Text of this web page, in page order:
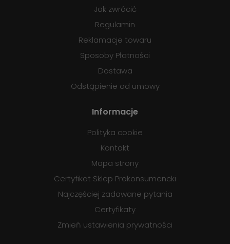
Jak zwrócić
Regulamin
Reklamacje towaru
Sposoby Płatności
Dostawa
Odstąpienie od umowy
Informacje
Polityka cookie
Kontakt
Mapa strony
Certyfikat Sklep Prokonsumencki
Najczęściej zadawane pytania
Certyfikaty
Zmień ustawienia prywatności